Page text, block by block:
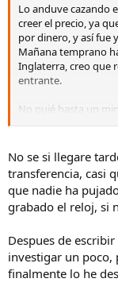
Lo anduve cazando
creer el precio, ya
por dinero, y así fue
Mañana temprano
Inglaterra, creo que
entrante.
No pujé hasta un
modo fui el único
estoy pensando en
poco, es razonable o
Caja de oro, carga
bello vintage a tan
En fin, creo que ya
aunque es un
que tengo
dinero??? por lo
No se si llegare
transferencia, casi
que nadie ha
grabado el reloj, si
Despues de
investigar un poco,
finalmente lo he